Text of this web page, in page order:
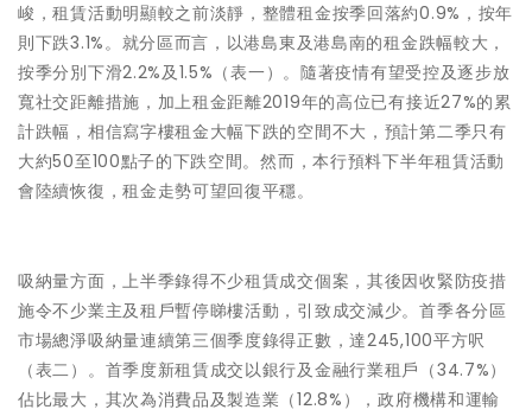
峻，租賃活動明顯較之前淡靜，整體租金按季回落約0.9%，按年
則下跌3.1%。就分區而言，以港島東及港島南的租金跌幅較大，
按季分別下滑2.2%及1.5%（表一）。隨著疫情有望受控及逐步放
寬社交距離措施，加上租金距離2019年的高位已有接近27%的累
計跌幅，相信寫字樓租金大幅下跌的空間不大，預計第二季只有
大約50至100點子的下跌空間。然而，本行預料下半年租賃活動
會陸續恢復，租金走勢可望回復平穩。
吸納量方面，上半季錄得不少租賃成交個案，其後因收緊防疫措
施令不少業主及租戶暫停睇樓活動，引致成交減少。首季各分區
市場總淨吸納量連續第三個季度錄得正數，達245,100平方呎
（表二）。首季度新租賃成交以銀行及金融行業租戶（34.7%）
佔比最大，其次為消費品及製造業（12.8%），政府機構和運輸